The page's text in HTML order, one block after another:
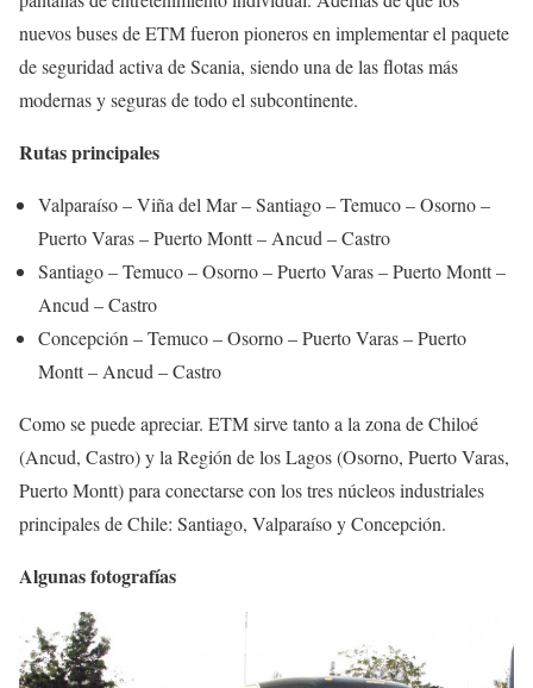
nuevos buses de ETM fueron pioneros en implementar el paquete
de seguridad activa de Scania, siendo una de las flotas más
modernas y seguras de todo el subcontinente.
Rutas principales
Valparaíso – Viña del Mar – Santiago – Temuco – Osorno –
Puerto Varas – Puerto Montt – Ancud – Castro
Santiago – Temuco – Osorno – Puerto Varas – Puerto Montt –
Ancud – Castro
Concepción – Temuco – Osorno – Puerto Varas – Puerto
Montt – Ancud – Castro
Como se puede apreciar. ETM sirve tanto a la zona de Chiloé
(Ancud, Castro) y la Región de los Lagos (Osorno, Puerto Varas,
Puerto Montt) para conectarse con los tres núcleos industriales
principales de Chile: Santiago, Valparaíso y Concepción.
Algunas fotografías